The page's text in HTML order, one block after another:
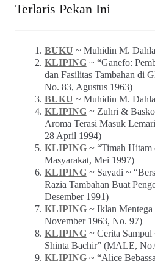
Terlaris Pekan Ini
BUKU ~ Muhidin M.
KLIPING~ “Ganefo:
dan Fasilitas Tambahan di
No. 83, Agustus 1963)
BUKU ~ Muhidin M.
KLIPING~ Zuhri &
Aroma Terasi Masuk
28 April 1994)
KLIPING~ “Timah Hitam
Masyarakat, Mei 1997)
KLIPING~ Sayadi ~
Razia Tambahan Buat
Desember 1991)
KLIPING~ Iklan
November 1963, No. 97)
KLIPING~ Cerita Sampul
Shinta Bachir” (MALE,
KLIPING~ “Alice